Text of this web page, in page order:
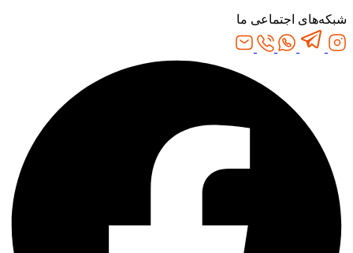
شبکه‌های اجتماعی ما